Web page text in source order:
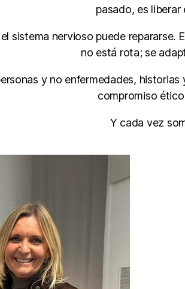
pasado, es liberar
sistema nervioso puede repararse.
no está rota; se
y no enfermedades,
compromiso
Y cada vez